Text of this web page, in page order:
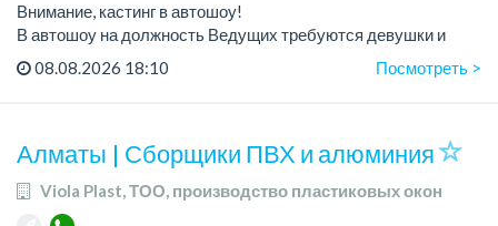
Внимание, кастинг в автошоу!
В автошоу на должность Ведущих требуются девушки и
парни. А также авто эксперты и авто перекупы.
08.08.2026 18:10 Посмотреть >
Алматы | Сборщики ПВХ и алюминия
Viola Plast, ТОО, производство пластиковых окон